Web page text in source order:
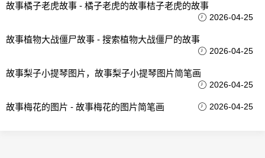
故事橘子老虎故事 - 橘子老虎的故事桔子老虎的故事
2026-04-25
故事植物大战僵尸故事 - 搜索植物大战僵尸的故事
2026-04-25
故事梨子小提琴图片，故事梨子小提琴图片简笔画
2026-04-25
故事梅花的图片 - 故事梅花的图片简笔画 2026-04-25